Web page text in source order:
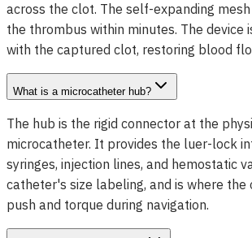
across the clot. The self-expanding
the thrombus within minutes. The device
with the captured clot, restoring blood
What is a microcatheter hub?
The hub is the rigid connector at the
microcatheter. It provides the luer-lock
syringes, injection lines, and hemostatic
catheter's size labeling, and is where
push and torque during navigation.